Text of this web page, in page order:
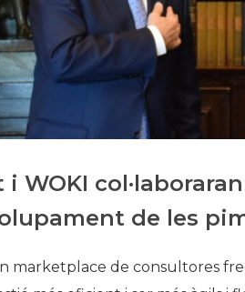
i WOKI
de les
marketplace de consultores